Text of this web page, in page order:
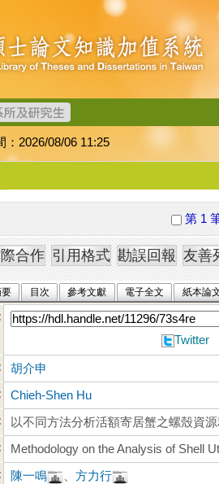
：2026/08/06 11:25
第 1
目次 參考文獻 電子全文 紙本論
Twitter
胡介申
Chieh-Shen Hu
以不同方法分析活額寄居蟹之螺殼資源
Methodology on the Analysis of Shell
陳一鳴 、方力行